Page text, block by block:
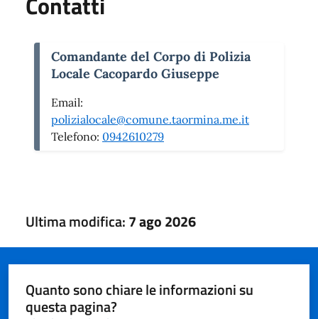
Comandante del Corpo di Polizia
Locale Cacopardo Giuseppe
Email:
polizialocale@comune.taormina.me.it
Telefono: 0942610279
Ultima modifica:7 ago 2026
Quanto sono chiare le informazioni su
questa pagina?